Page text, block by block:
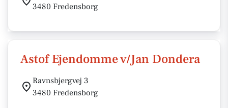
3480 Fredensborg
Astof Ejendomme v/Jan Dondera
Ravnsbjergvej 3
3480 Fredensborg